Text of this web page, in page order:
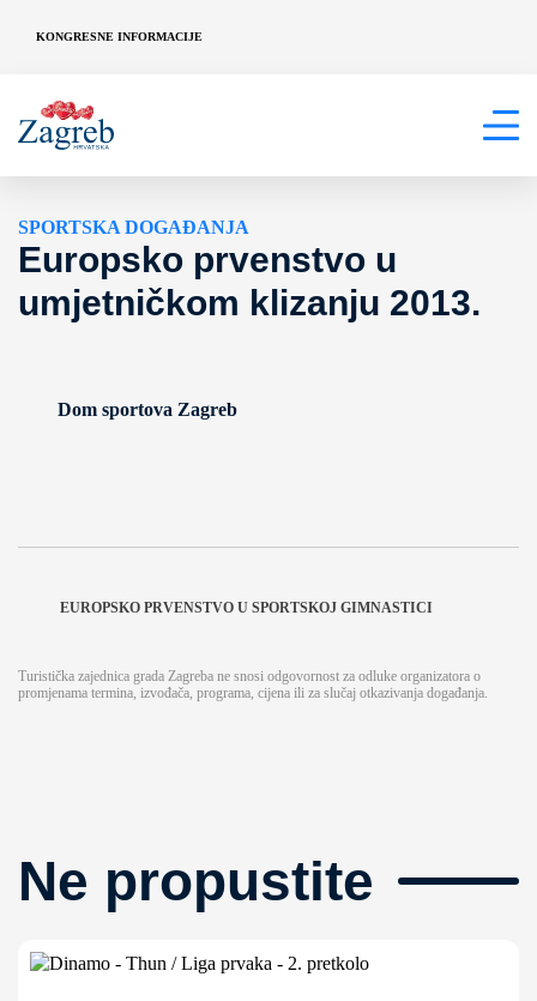
KONGRESNE INFORMACIJE
SPORTSKA DOGAĐANJA
Europsko prvenstvo u
umjetničkom klizanju 2013.
Dom sportova Zagreb
EUROPSKO PRVENSTVO U SPORTSKOJ GIMNASTICI
Turistička zajednica grada Zagreba ne snosi odgovornost za odluke organizatora o
promjenama termina, izvođača, programa, cijena ili za slučaj otkazivanja događanja.
Ne propustite